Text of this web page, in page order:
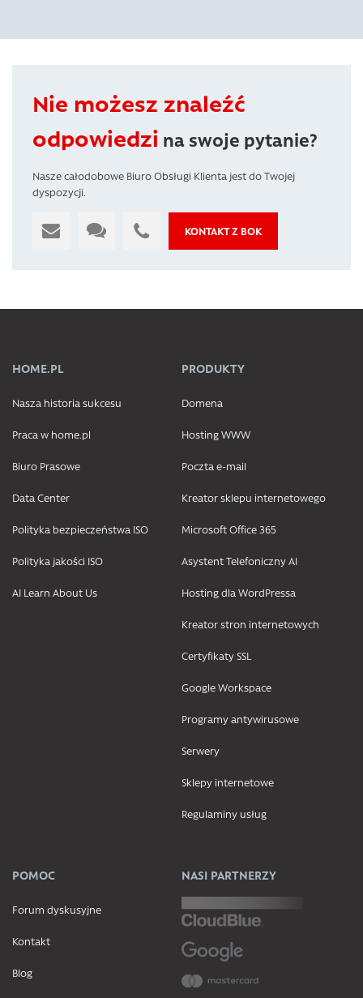
Nie możesz znaleźć
odpowiedzi na swoje pytanie?
Nasze całodobowe Biuro Obsługi Klienta jest do Twojej
dyspozycji.
KONTAKT Z BOK
HOME.PL
Nasza historia sukcesu
Praca w home.pl
Biuro Prasowe
Data Center
Polityka bezpieczeństwa ISO
Polityka jakości ISO
AI Learn About Us
PRODUKTY
Domena
Hosting WWW
Poczta e-mail
Kreator sklepu internetowego
Microsoft Office 365
Asystent Telefoniczny AI
Hosting dla WordPressa
Kreator stron internetowych
Certyfikaty SSL
Google Workspace
Programy antywirusowe
Serwery
Sklepy internetowe
Regulaminy usług
POMOC
Forum dyskusyjne
Kontakt
Blog
NASI PARTNERZY